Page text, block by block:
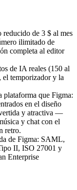
de 3 $ al mes
ilimitado de
completa al editor
de IA reales (150 al
el temporizador y la
plataforma que Figma:
en el diseño
y atractiva —
y chat con el
retro.
de Figma: SAML,
II, ISO 27001 y
Enterprise